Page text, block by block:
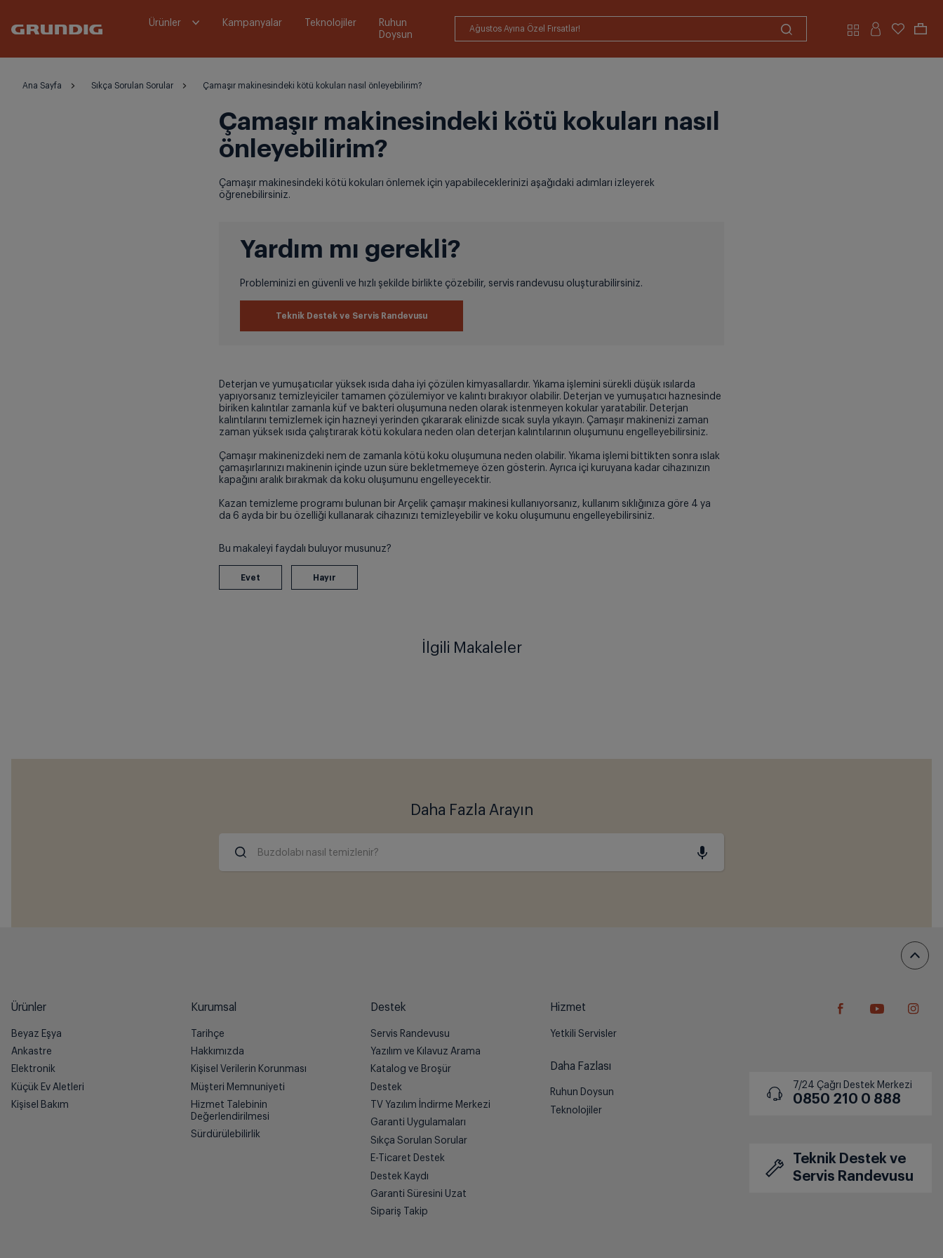
Ürünler Kampanyalar Teknolojiler
Ruhun
Doysun
Ağustos Ayına Özel Fırsatlar!
Ana Sayfa Sıkça Sorulan Sorular Çamaşır makinesindeki kötü kokuları nasıl önleyebilirim?
Çamaşır makinesindeki kötü kokuları nasıl
önleyebilirim?
Çamaşır makinesindeki kötü kokuları önlemek için yapabileceklerinizi aşağıdaki adımları izleyerek
öğrenebilirsiniz.
Yardım mı gerekli?
Probleminizi en güvenli ve hızlı şekilde birlikte çözebilir, servis randevusu oluşturabilirsiniz.
Teknik Destek ve Servis Randevusu
Deterjan ve yumuşatıcılar yüksek ısıda daha iyi çözülen kimyasallardır. Yıkama işlemini sürekli düşük ısılarda
yapıyorsanız temizleyiciler tamamen çözülemiyor ve kalıntı bırakıyor olabilir. Deterjan ve yumuşatıcı haznesinde
biriken kalıntılar zamanla küf ve bakteri oluşumuna neden olarak istenmeyen kokular yaratabilir. Deterjan
kalıntılarını temizlemek için hazneyi yerinden çıkararak elinizde sıcak suyla yıkayın. Çamaşır makinenizi zaman
zaman yüksek ısıda çalıştırarak kötü kokulara neden olan deterjan kalıntılarının oluşumunu engelleyebilirsiniz.
Çamaşır makinenizdeki nem de zamanla kötü koku oluşumuna neden olabilir. Yıkama işlemi bittikten sonra ıslak
çamaşırlarınızı makinenin içinde uzun süre bekletmemeye özen gösterin. Ayrıca içi kuruyana kadar cihazınızın
kapağını aralık bırakmak da koku oluşumunu engelleyecektir.
Kazan temizleme programı bulunan bir Arçelik çamaşır makinesi kullanıyorsanız, kullanım sıklığınıza göre 4 ya
da 6 ayda bir bu özelliği kullanarak cihazınızı temizleyebilir ve koku oluşumunu engelleyebilirsiniz.
Bu makaleyi faydalı buluyor musunuz?
İlgili Makaleler
Daha Fazla Arayın
Buzdolabı nasıl temizlenir?
Ürünler
Beyaz Eşya
Ankastre
Elektronik
Küçük Ev Aletleri
Kişisel Bakım
Kurumsal
Tarihçe
Hakkımızda
Kişisel Verilerin Korunması
Müşteri Memnuniyeti
Hizmet Talebinin
Değerlendirilmesi
Sürdürülebilirlik
Destek
Servis Randevusu
Yazılım ve Kılavuz Arama
Katalog ve Broşür
Destek
TV Yazılım İndirme Merkezi
Garanti Uygulamaları
Sıkça Sorulan Sorular
E-Ticaret Destek
Destek Kaydı
Garanti Süresini Uzat
Sipariş Takip
Hizmet
Yetkili Servisler
Daha Fazlası
Ruhun Doysun
Teknolojiler
7/24 Çağrı Destek Merkezi
0850 210 0 888
Teknik Destek ve
Servis Randevusu